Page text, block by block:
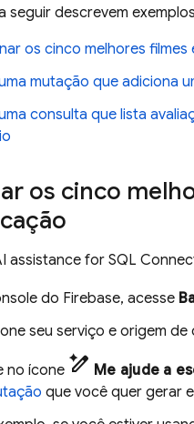
seguir descrevem
os cinco melhores
mutação que adiciona
consulta que lista
os cinco
assistance for SQL
do Firebase, acesse
seu serviço e origem
no ícone pen_spark Me ajude a
que você quer gerar